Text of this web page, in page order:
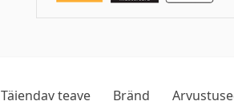
Täiendav teave Bränd